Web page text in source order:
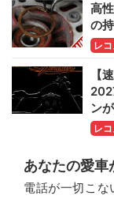
高
の
レ
【
ン
レ
あなたの愛車
電話が一切こな